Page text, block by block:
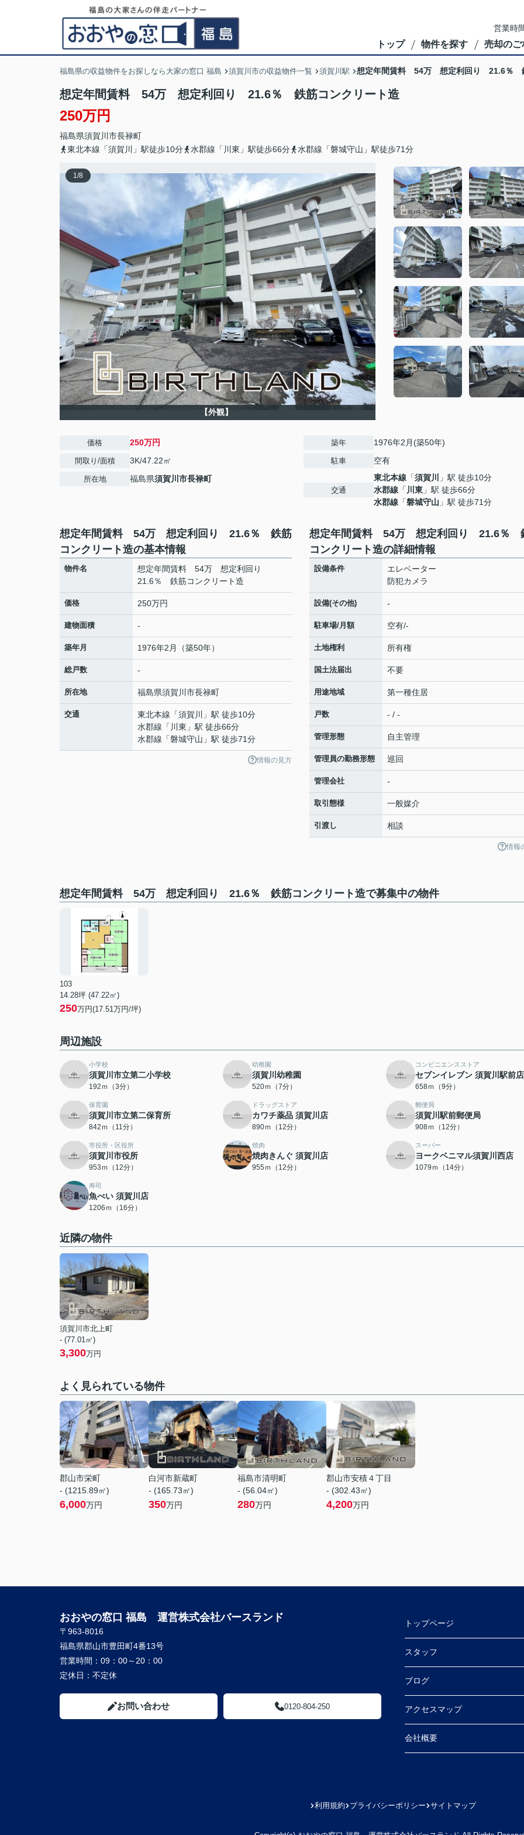
営業時
トップ 物件を探す 売却のご
福島県の収益物件をお探しなら大家の窓口 福島 須賀川市の収益物件一覧 須賀川駅 想定年間賃料 54万 想定利回り 21.6％
想定年間賃料 54万 想定利回り 21.6％ 鉄筋コンクリート造
250万円
福島県須賀川市長禄町
東北本線「須賀川」駅徒歩10分
水郡線「川東」駅徒歩66分 水郡線「磐城守山」駅徒歩71分
1/8
【外観】
価格 250万円
間取り/面積 3K/47.22㎡
所在地 福島県須賀川市長禄町
築年 1976年2月(築50年)
駐車 空有
交通
東北本線 「須賀川
」駅 徒歩10分
水郡線 「 川東 」駅 徒歩66分
水郡線 「磐城守山 」駅 徒歩71分
想定年間賃料 54万 想定利回り 21.6％ 鉄筋
コンクリート造の基本情報
物件名
想定年間賃料 54万 想定利回り
21.6％ 鉄筋コンクリート造
価格 250万円
建物面積 -
築年月 1976年2月（築50年）
総戸数 -
所在地 福島県須賀川市長禄町
交通 東北本線 「須賀川
」駅 徒歩10分
水郡線 「 川東 」駅 徒歩66分
水郡線 「磐城守山 」駅 徒歩71分
情報の見方
想定年間賃料 54万 想定利回り 21.6％
コンクリート造の詳細情報
設備条件
エレベーター
防犯カメラ
設備(その他) -
駐車場/月額 空有/-
土地権利 所有権
国土法届出 不要
用途地域 第一種住居
戸数 - / -
管理形態 自主管理
管理員の勤務形態 巡回
管理会社 -
取引態様 一般媒介
引渡し 相談
情報
想定年間賃料 54万 想定利回り 21.6％ 鉄筋コンクリート造で募集中の物件
103
14.28坪 (47.22㎡)
250万円(17.51万円/坪)
周辺施設
小学校
須賀川市立第二小学校
192ｍ（3分）
幼稚園
須賀川幼稚園
520ｍ（7分）
コンビニエンスストア
セブンイレブン 須賀川駅前店
658ｍ（9分）
保育園
須賀川市立第二保育所
842ｍ（11分）
ドラッグストア
カワチ薬品 須賀川店
890ｍ（12分）
郵便局
須賀川駅前郵便局
908ｍ（12分）
市役所・区役所
須賀川市役所
953ｍ（12分）
焼肉
焼肉きんぐ 須賀川店
955ｍ（12分）
スーパー
ヨークベニマル須賀川西店
1079ｍ（14分）
寿司
魚べい 須賀川店
1206ｍ（16分）
近隣の物件
須賀川市北上町
- (77.01㎡)
3,300万円
よく見られている物件
郡山市栄町
- (1215.89㎡)
6,000万円
白河市新蔵町
- (165.73㎡)
350万円
福島市清明町
- (56.04㎡)
280万円
郡山市安積４丁目
- (302.43㎡)
4,200万円
おおやの窓口 福島 運営株式会社バースランド
〒963-8016
福島県郡山市豊田町4番13号
営業時間： 09：00～20：00
定休日： 不定休
お問い合わせ 0120-804-250
トップページ
スタッフ
ブログ
アクセスマップ
会社概要
利用規約 プライバシーポリシー サイトマップ